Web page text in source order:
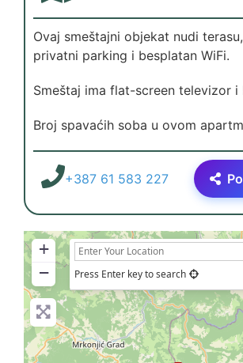
Ovaj smeštajni objekat nudi
privatni parking i besplatan WiFi.
Smeštaj ima flat-screen televizor i
Broj spavaćih soba u ovom
+387 61 583 227
+
−
Press Enter key to search